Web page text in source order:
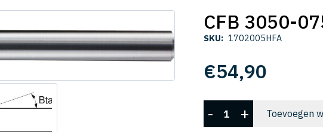
CFB 3050-
SKU: 1702005HFA
€54,90
3050-
- + Toevoegen